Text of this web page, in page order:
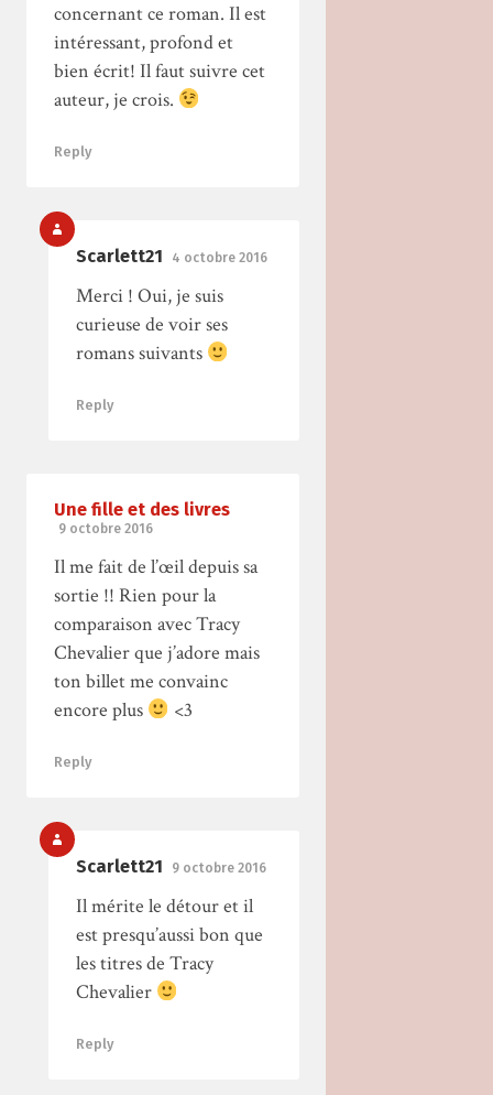
concernant ce roman. Il est
intéressant, profond et
bien écrit! Il faut suivre cet
auteur, je crois.
Reply
Scarlett21 4 octobre 2016
Merci ! Oui, je suis
curieuse de voir ses
romans suivants
Reply
Une fille et des livres
9 octobre 2016
Il me fait de l’œil depuis sa
sortie !! Rien pour la
comparaison avec Tracy
Chevalier que j’adore mais
ton billet me convainc
encore plus
<3
Reply
Scarlett21 9 octobre 2016
Il mérite le détour et il
est presqu’aussi bon que
les titres de Tracy
Chevalier
Reply